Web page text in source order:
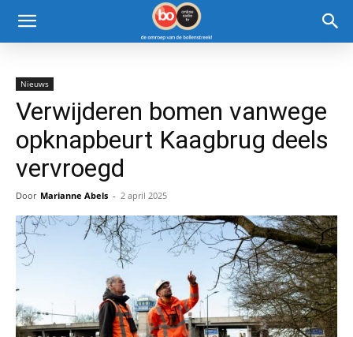
Nieuws
Verwijderen bomen vanwege
opknapbeurt Kaagbrug deels
vervroegd
Door Marianne Abels - 2 april 2025